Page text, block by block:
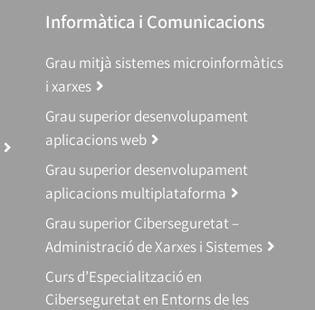
Informàtica i Comunicacions
Grau mitjà sistemes microinformàtics
i xarxes
Grau superior desenvolupament
aplicacions web
Grau superior desenvolupament
aplicacions multiplataforma
Grau superior Ciberseguretat –
Administració de Xarxes i Sistemes
Curs d’Especialització en
Ciberseguretat en Entorns de les